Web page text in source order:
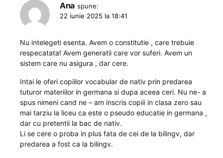
Ana spune:
22 iunie 2025 la 18:41
Nu intelegeti esenta. Avem o constitutie , care trebuie
respecatata! Avem generatii care vor suferi. Avem un
sistem care nu asigura , dar cere.
Intai le oferi copiilor vocabular de nativ prin predarea
tuturor materiilor in germana si dupa aceea ceri. Nu ne- a
spus nimeni cand ne – am inscris copiii in clasa zero sau
mai tarziu la liceu ca este o pseudo educatie in germana ,
dar cu pretentii la bac de nativ.
Li se cere o proba in plus fata de cei de la bilingv, dar
predarea a fost ca la bilingv.